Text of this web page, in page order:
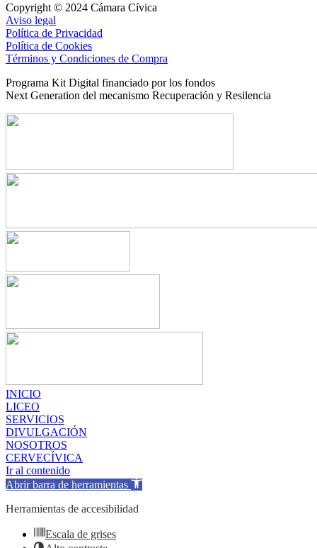
Copyright © 2024 Cámara Cívica
Aviso legal
Política de Privacidad
Política de Cookies
Términos y Condiciones de Compra
Programa Kit Digital financiado por los fondos
Next Generation del mecanismo Recuperación y Resilencia
INICIO
LICEO
SERVICIOS
DIVULGACIÓN
NOSOTROS
CERVECÍVICA
Ir al contenido
Abrir barra de herramientas
Herramientas de accesibilidad
Escala de grises